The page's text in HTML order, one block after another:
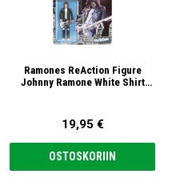
Ramones ReAction Figure
Johnny Ramone White Shirt
19,95 €
OSTOSKORIIN